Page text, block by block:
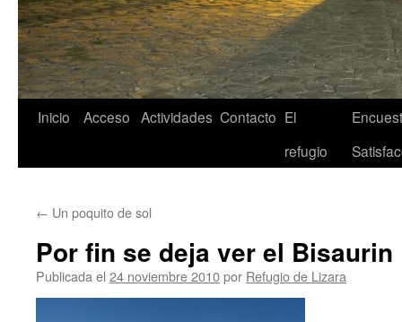
Inicio Acceso Actividades Contacto El
refugio
← Un poquito de sol
Por fin se deja ver el Bisaurin
Publicada el 24 noviembre 2010por Refugio de Lizara